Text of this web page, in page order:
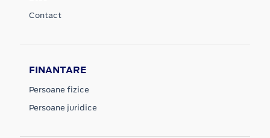
Contact
FINANTARE
Persoane fizice
Persoane juridice